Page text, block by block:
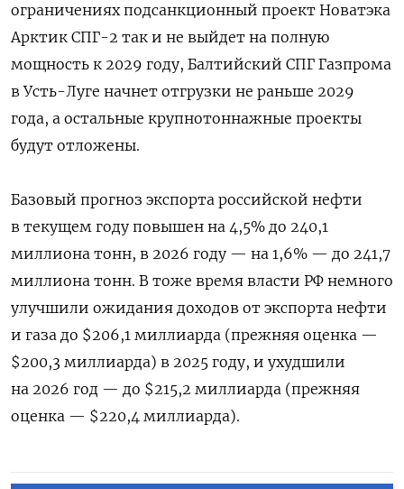
ограничениях подсанкционный проект Новатэка
Арктик СПГ-2 так и не выйдет на полную
мощность к 2029 году, Балтийский СПГ Газпрома
в Усть-Луге начнет отгрузки не раньше 2029
года, а остальные крупнотоннажные проекты
будут отложены.
Базовый прогноз экспорта российской нефти
в текущем году повышен на 4,5% до 240,1
миллиона тонн, в 2026 году — на 1,6% — до 241,7
миллиона тонн. В тоже время власти РФ немного
улучшили ожидания доходов от экспорта нефти
и газа до $206,1 миллиарда (прежняя оценка —
$200,3 миллиарда) в 2025 году, и ухудшили
на 2026 год — до $215,2 миллиарда (прежняя
оценка — $220,4 миллиарда).